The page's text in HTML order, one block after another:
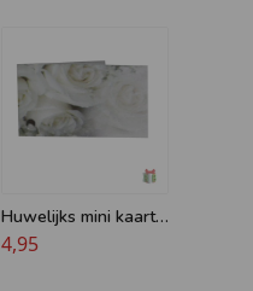
Huwelijks mini kaartje
- Bloemen - klein
4,95